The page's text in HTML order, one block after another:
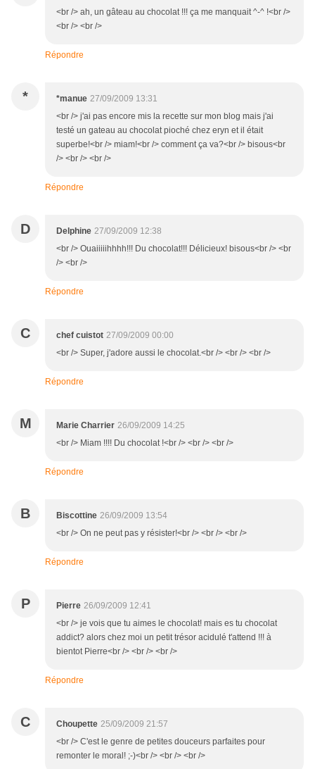
<br /> ah, un gâteau au chocolat !!! ça me manquait ^-^ !<br />
<br /> <br />
Répondre
* *manue 27/09/2009 13:31
<br /> j'ai pas encore mis la recette sur mon blog mais j'ai
testé un gateau au chocolat pioché chez eryn et il était
superbe!<br /> miam!<br /> comment ça va?<br /> bisous<br
/> <br /> <br />
Répondre
D Delphine 27/09/2009 12:38
<br /> Ouaiiiiihhhh!!! Du chocolat!!! Délicieux! bisous<br /> <br
/> <br />
Répondre
C chef cuistot 27/09/2009 00:00
<br /> Super, j'adore aussi le chocolat.<br /> <br /> <br />
Répondre
M Marie Charrier 26/09/2009 14:25
<br /> Miam !!!! Du chocolat !<br /> <br /> <br />
Répondre
B Biscottine 26/09/2009 13:54
<br /> On ne peut pas y résister!<br /> <br /> <br />
Répondre
P Pierre 26/09/2009 12:41
<br /> je vois que tu aimes le chocolat! mais es tu chocolat
addict? alors chez moi un petit trésor acidulé t'attend !!! à
bientot Pierre<br /> <br /> <br />
Répondre
C Choupette 25/09/2009 21:57
<br /> C'est le genre de petites douceurs parfaites pour
remonter le moral! ;-)<br /> <br /> <br />